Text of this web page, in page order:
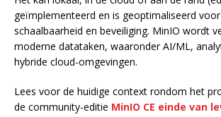
geïmplementeerd en is geoptimaliseerd
schaalbaarheid en beveiliging. MinIO wordt
moderne datataken, waaronder AI/ML,
hybride cloud-omgevingen.
Lees voor de huidige context rondom het
de community-editie MinIO CE einde van